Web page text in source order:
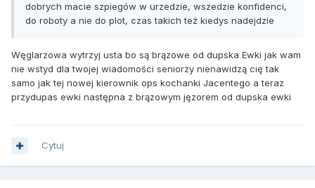
dobrych macie szpiegów w urzedzie, wszedzie konfidenci,
do roboty a nie do plot, czas takich też kiedys nadejdzie
Węglarzowa wytrzyj usta bo są brązowe od dupska Ewki jak wam
nie wstyd dla twojej wiadomości seniorzy nienawidzą cię tak
samo jak tej nowej kierownik ops kochanki Jacentego a teraz
przydupas ewki następna z brązowym jęzorem od dupska ewki
Cytuj